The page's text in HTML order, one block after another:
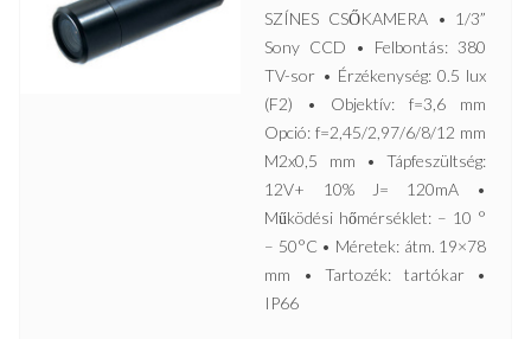
SZÍNES CSŐKAMERA • 1/3”
Sony CCD • Felbontás: 380
TV-sor • Érzékenység: 0.5 lux
(F2) • Objektív: f=3,6 mm
Opció: f=2,45/2,97/6/8/12 mm
M2x0,5 mm • Tápfeszültség:
12V+ 10% J= 120mA •
Működési hőmérséklet: – 10 °
– 50°C • Méretek: átm. 19×78
mm • Tartozék: tartókar •
IP66